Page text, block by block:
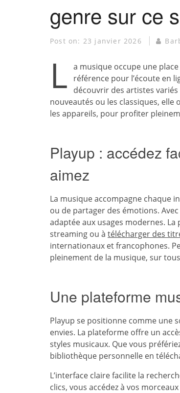
genre sur ce
Post on: 23 janvier 2026
L a musique occupe une
référence pour l’écoute en
découvrir des artistes variés
nouveautés ou les classiques, elle
les appareils, pour profiter
Playup : accédez
aimez
La musique accompagne chaque
ou de partager des émotions. Avec
adaptée aux usages modernes.
streaming ou à télécharger des
internationaux et francophones.
pleinement de la musique, sur
Une plateforme
Playup se positionne comme une
envies. La plateforme offre un
styles musicaux. Que vous
bibliothèque personnelle en
L’interface claire facilite la
clics, vous accédez à vos